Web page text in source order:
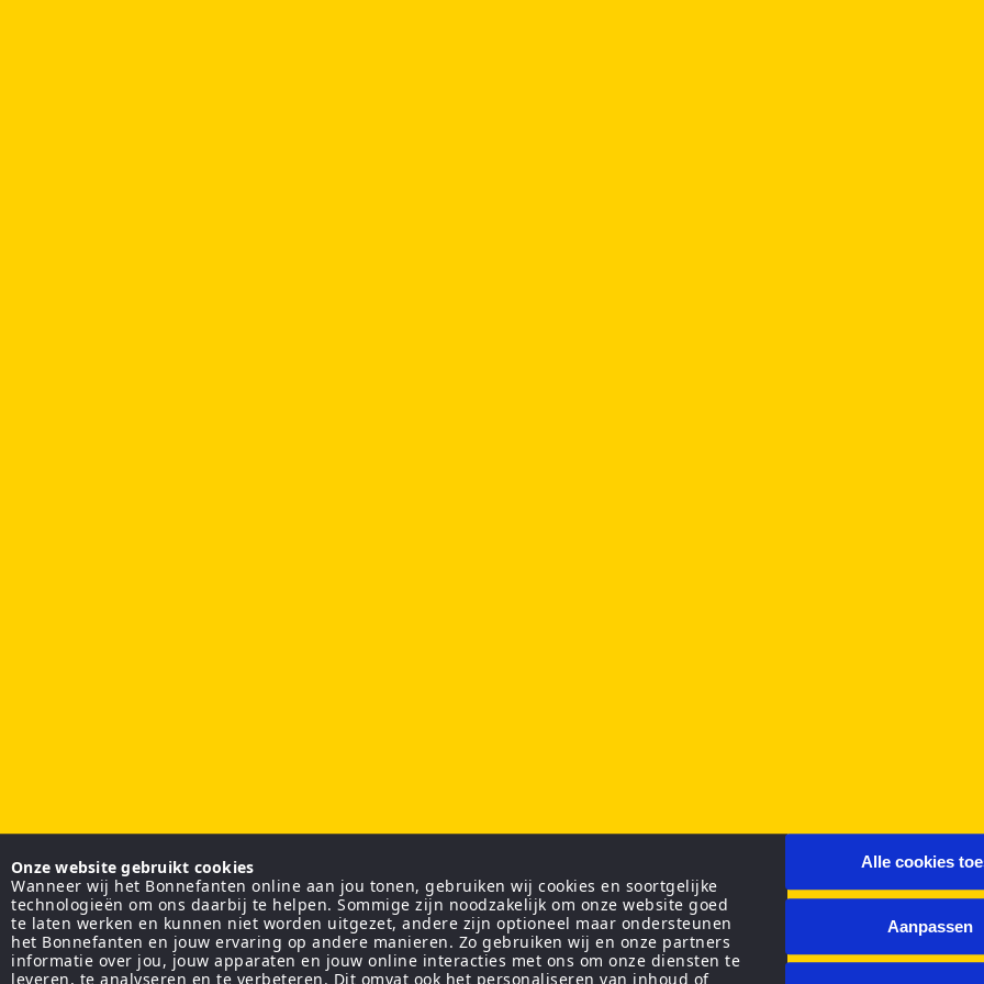
Onze website gebruikt cookies
Wanneer wij het Bonnefanten online aan jou tonen, gebruiken wij cookies en soortgelijke
technologieën om ons daarbij te helpen. Sommige zijn noodzakelijk om onze website goed
te laten werken en kunnen niet worden uitgezet, andere zijn optioneel maar ondersteunen
het Bonnefanten en jouw ervaring op andere manieren. Zo gebruiken wij en onze partners
informatie over jou, jouw apparaten en jouw online interacties met ons om onze diensten te
leveren, te analyseren en te verbeteren. Dit omvat ook het personaliseren van inhoud of
Alle cookies
Aanpassen